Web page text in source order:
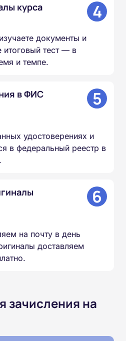
курса 4
документы и
итоговый тест — в
и темпе.
в ФИС
5
удостоверениях и
в федеральный реестр в
6
на почту в день
доставляем
зачисления на